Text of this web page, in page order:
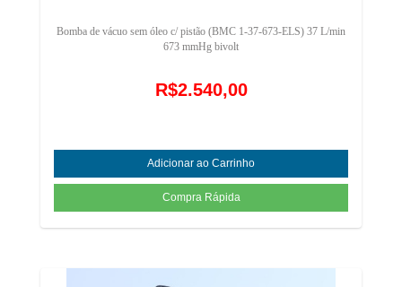
Bomba de vácuo sem óleo c/ pistão (BMC 1-37-673-ELS) 37 L/min
673 mmHg bivolt
R$2.540,00